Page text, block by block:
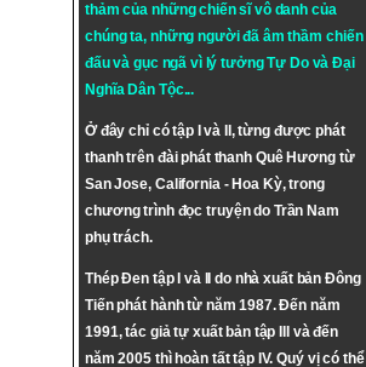
thảm của những chiến sĩ vô danh của
chúng ta, những người đã âm thầm chiến
đấu và gục ngã vì lý tưởngTự DovàĐại
Nghĩa Dân Tộc...
Ở đây chỉ có tập I và II, từng được phát
thanh trên đài phát thanh Quê Hương từ
San Jose, California - Hoa Kỳ, trong
chương trình đọc truyện do Trần Nam
phụ trách.
Thép Đen tập I và II do nhà xuất bản Đông
Tiến phát hành từ năm 1987. Đến năm
1991, tác giả tự xuất bản tập III và đến
năm 2005 thì hoàn tất tập IV. Quý vị có thể